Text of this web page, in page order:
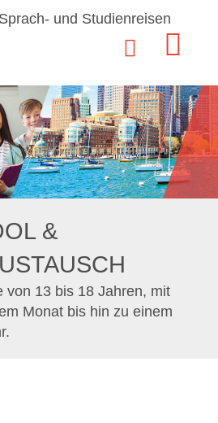
&
von 13 bis 18 Jahren, mit
Monat bis hin zu einem